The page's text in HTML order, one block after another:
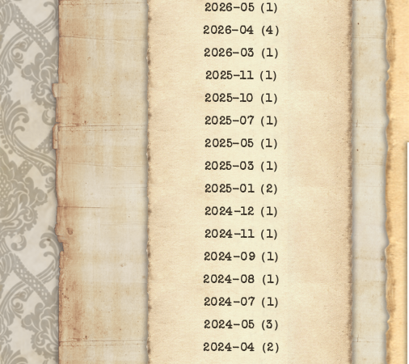
2026-05（1）
2026-04（4）
2026-03（1）
2025-11（1）
2025-10（1）
2025-07（1）
2025-05（1）
2025-03（1）
2025-01（2）
2024-12（1）
2024-11（1）
2024-09（1）
2024-08（1）
2024-07（1）
2024-05（3）
2024-04（2）